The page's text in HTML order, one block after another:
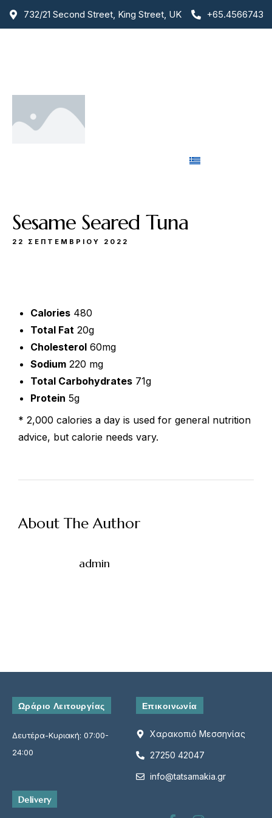
732/21 Second Street, King Street, UK +65.4566743
Sesame Seared Tuna
22 ΣΕΠΤΕΜΒΡΊΟΥ 2022
Calories 480
Total Fat 20g
Cholesterol 60mg
Sodium 220 mg
Total Carbohydrates 71g
Protein 5g
* 2,000 calories a day is used for general nutrition
advice, but calorie needs vary.
About The Author
admin
Ωράριο Λειτουργίας
Δευτέρα-Κυριακή: 07:00-
24:00
Delivery
Επικοινωνία
Χαρακοπιό Μεσσηνίας
27250 42047
info@tatsamakia.gr
Είδος Κράτησης*
Αριθμός ατόμων*